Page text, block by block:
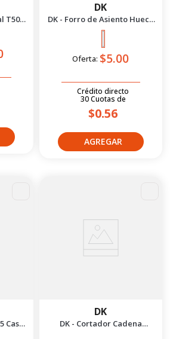
T50
DK
DK - Forro de Asiento Hueco
Pequeño | Negro
Oferta: $5.00
Crédito directo
30Cuotas de
$0.56
Casco
DK
DK - Cortador Cadena